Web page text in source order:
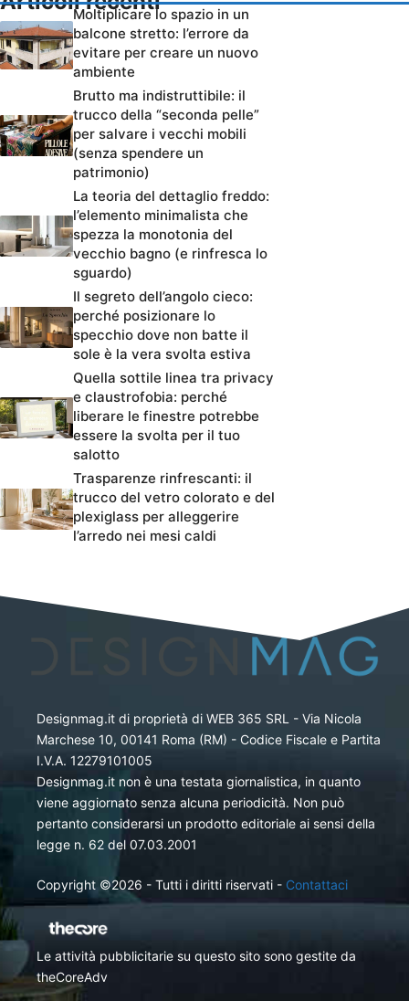
Moltiplicare lo spazio in un
balcone stretto: l’errore da
evitare per creare un nuovo
ambiente
Brutto ma indistruttibile: il
trucco della “seconda pelle”
per salvare i vecchi mobili
(senza spendere un
patrimonio)
La teoria del dettaglio freddo:
l’elemento minimalista che
spezza la monotonia del
vecchio bagno (e rinfresca lo
sguardo)
Il segreto dell’angolo cieco:
perché posizionare lo
specchio dove non batte il
sole è la vera svolta estiva
Quella sottile linea tra privacy
e claustrofobia: perché
liberare le finestre potrebbe
essere la svolta per il tuo
salotto
Trasparenze rinfrescanti: il
trucco del vetro colorato e del
plexiglass per alleggerire
l’arredo nei mesi caldi
Designmag.it di proprietà di WEB 365 SRL - Via Nicola
Marchese 10, 00141 Roma (RM) - Codice Fiscale e Partita
I.V.A. 12279101005
Designmag.it non è una testata giornalistica, in quanto
viene aggiornato senza alcuna periodicità. Non può
pertanto considerarsi un prodotto editoriale ai sensi della
legge n. 62 del 07.03.2001
Copyright ©2026 - Tutti i diritti riservati - Contattaci
Le attività pubblicitarie su questo sito sono gestite da
theCoreAdv